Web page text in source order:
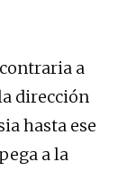
a
dirección
hasta ese
a la